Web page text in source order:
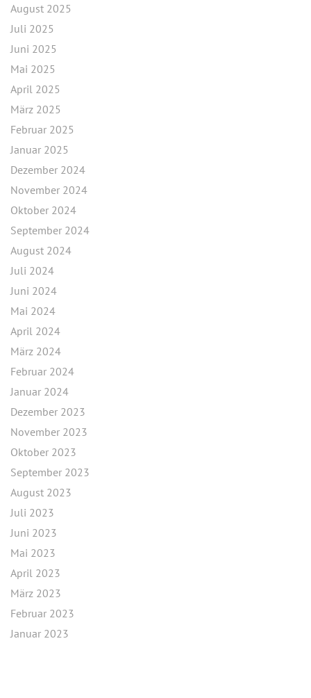
August 2025
Juli 2025
Juni 2025
Mai 2025
April 2025
März 2025
Februar 2025
Januar 2025
Dezember 2024
November 2024
Oktober 2024
September 2024
August 2024
Juli 2024
Juni 2024
Mai 2024
April 2024
März 2024
Februar 2024
Januar 2024
Dezember 2023
November 2023
Oktober 2023
September 2023
August 2023
Juli 2023
Juni 2023
Mai 2023
April 2023
März 2023
Februar 2023
Januar 2023